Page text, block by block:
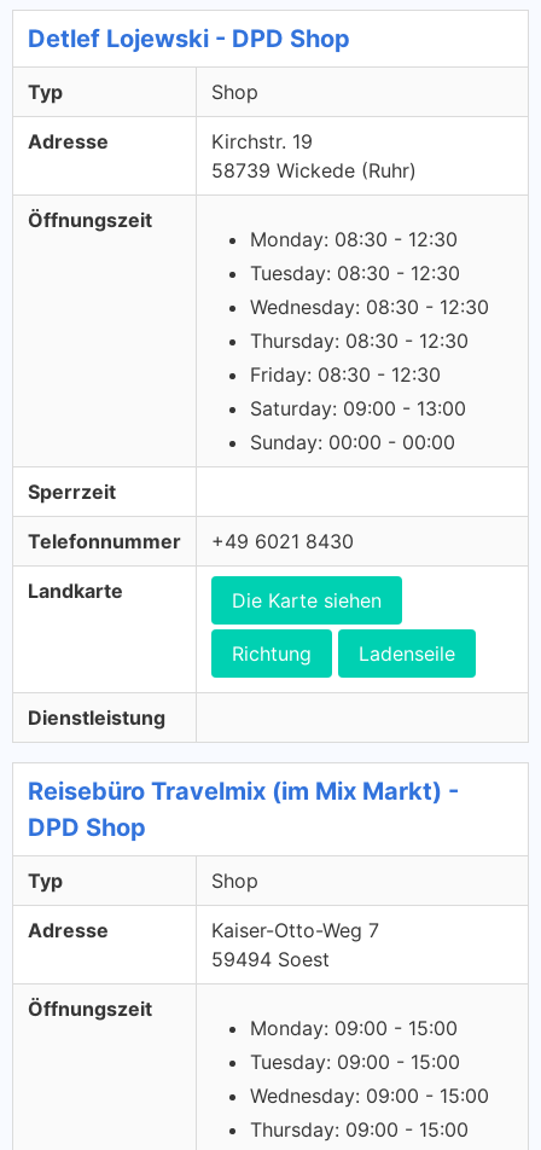
Detlef Lojewski - DPD Shop
Typ Shop
Adresse
Kirchstr. 19
58739 Wickede (Ruhr)
Öffnungszeit
Monday: 08:30 - 12:30
Tuesday: 08:30 - 12:30
Wednesday: 08:30 - 12:30
Thursday: 08:30 - 12:30
Friday: 08:30 - 12:30
Saturday: 09:00 - 13:00
Sunday: 00:00 - 00:00
Sperrzeit
Telefonnummer +49 6021 8430
Landkarte Die Karte siehen
Richtung Ladenseile
Dienstleistung
Reisebüro Travelmix (im Mix Markt) -
DPD Shop
Typ Shop
Adresse
Kaiser-Otto-Weg 7
59494 Soest
Öffnungszeit
Monday: 09:00 - 15:00
Tuesday: 09:00 - 15:00
Wednesday: 09:00 - 15:00
Thursday: 09:00 - 15:00